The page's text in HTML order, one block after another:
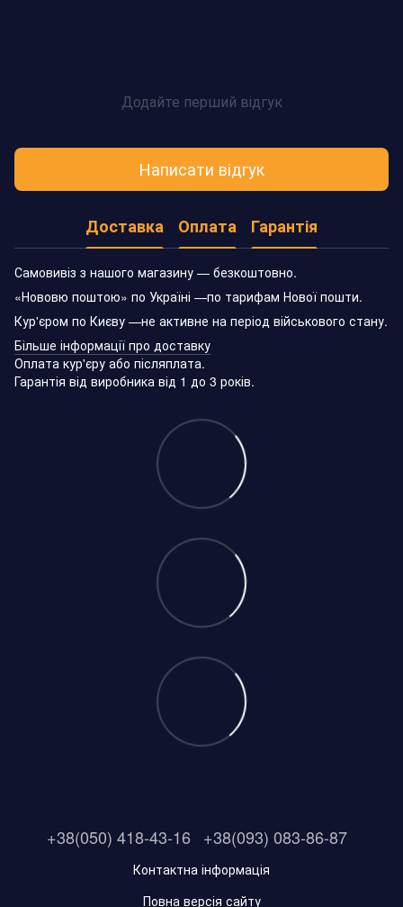
Додайте перший відгук
Написати відгук
Доставка Оплата Гарантія
Самовивіз з нашого магазину — безкоштовно.
«Нововю поштою» по Україні —по тарифам Нової пошти.
Кур'єром по Києву —не активне на період військового стану.
Більше інформації про доставку
Оплата кур'єру або післяплата.
Гарантія від виробника від 1 до 3 років.
+38(050) 418-43-16 +38(093) 083-86-87
Контактна інформація
Повна версія сайту